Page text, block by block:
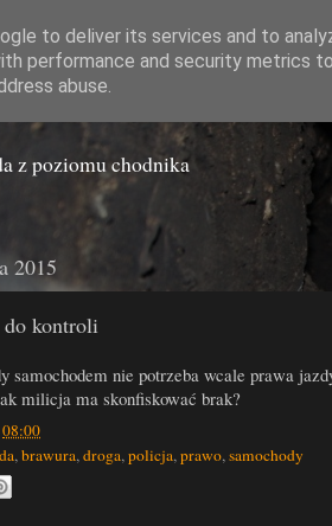
Gówna
z poziomu chodnika
2015
kontroli
samochodem nie potrzeba wcale prawa
milicja ma skonfiskować brak?
08:00
, brawura, droga, policja, prawo, samochody
to deliver its services and to
performance and security metrics
abuse.